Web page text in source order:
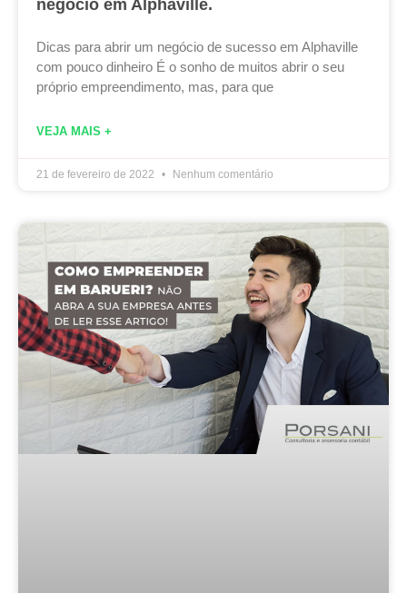
negócio em Alphaville.
Dicas para abrir um negócio de sucesso em Alphaville
com pouco dinheiro É o sonho de muitos abrir o seu
próprio empreendimento, mas, para que
VEJA MAIS +
21 de fevereiro de 2022 Nenhum comentário